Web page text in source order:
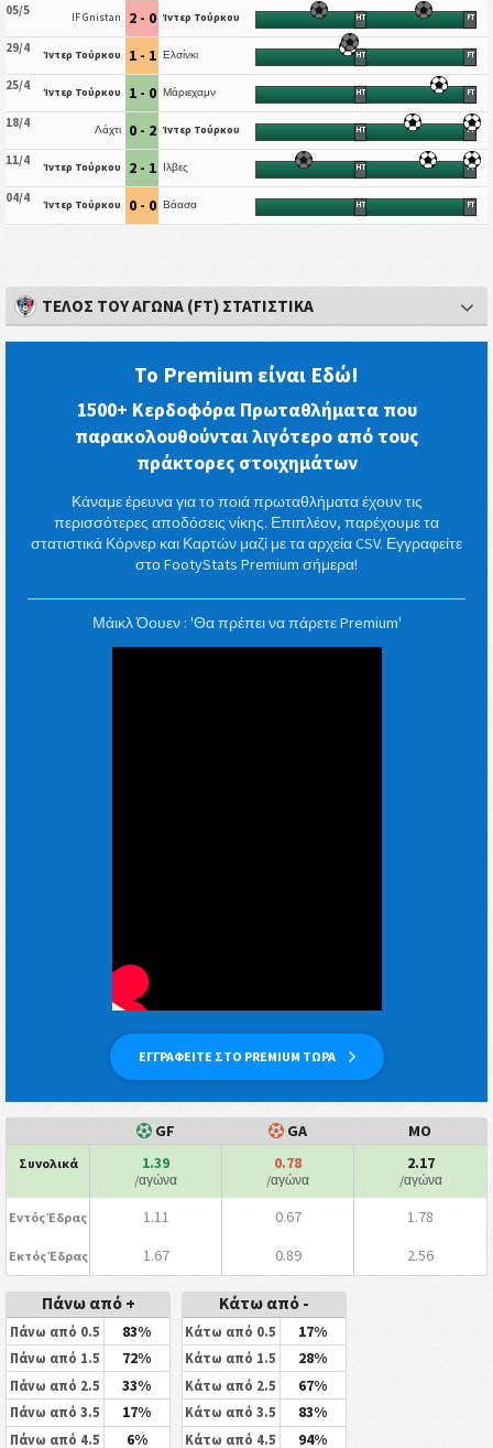
05/5 IF Gnistan 2 - 0 Ίντερ Τούρκου HT FT
29/4 Ίντερ Τούρκου 1 - 1 Ελσίνκι HT FT
25/4 Ίντερ Τούρκου 1 - 0 Μάριεχαμν HT FT
18/4 Λάχτι 0 - 2 Ίντερ Τούρκου HT FT
11/4 Ίντερ Τούρκου 2 - 1 Ιλβες HT FT
04/4 Ίντερ Τούρκου 0 - 0 Βάασα HT FT
ΤΈΛΟΣ ΤΟΥ ΑΓΏΝΑ (FT) ΣΤΑΤΙΣΤΙΚΆ
Το Premium είναι Εδώ!
1500+ Κερδοφόρα Πρωταθλήματα που
παρακολουθούνται λιγότερο από τους
πράκτορες στοιχημάτων
Κάναμε έρευνα για το ποιά πρωταθλήματα έχουν τις
περισσότερες αποδόσεις νίκης. Επιπλέον, παρέχουμε τα
στατιστικά Κόρνερ και Καρτών μαζί με τα αρχεία CSV. Εγγραφείτε
στο FootyStats Premium σήμερα!
ΕΓΓΡΑΦΕΙΤΕ ΣΤΟ PREMIUM ΤΩΡΑ
Μάικλ Όουεν : 'Θα πρέπει να πάρετε Premium'
GF GA ΜΟ
Συνολικά 1.39
/αγώνα
0.78
/αγώνα
2.17
/αγώνα
Εντός Έδρας 1.11 0.67 1.78
Εκτός Έδρας 1.67 0.89 2.56
Πάνω από +
Πάνω από 0.5 83%
Πάνω από 1.5 72%
Πάνω από 2.5 33%
Πάνω από 3.5 17%
Πάνω από 4.5 6%
Κάτω από -
Κάτω από 0.5 17%
Κάτω από 1.5 28%
Κάτω από 2.5 67%
Κάτω από 3.5 83%
Κάτω από 4.5 94%